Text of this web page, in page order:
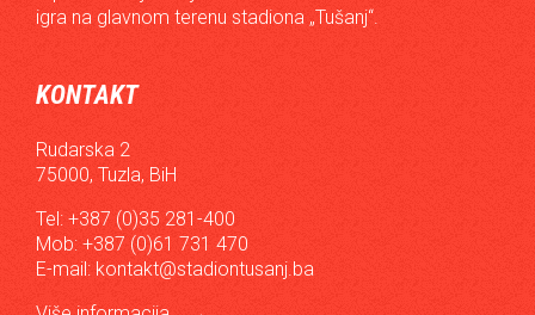
igra na glavnom terenu stadiona „Tušanj“.
KONTAKT
Rudarska 2
75000, Tuzla, BiH
Tel: +387 (0)35 281-400
Mob: +387 (0)61 731 470
E-mail: kontakt@stadiontusanj.ba